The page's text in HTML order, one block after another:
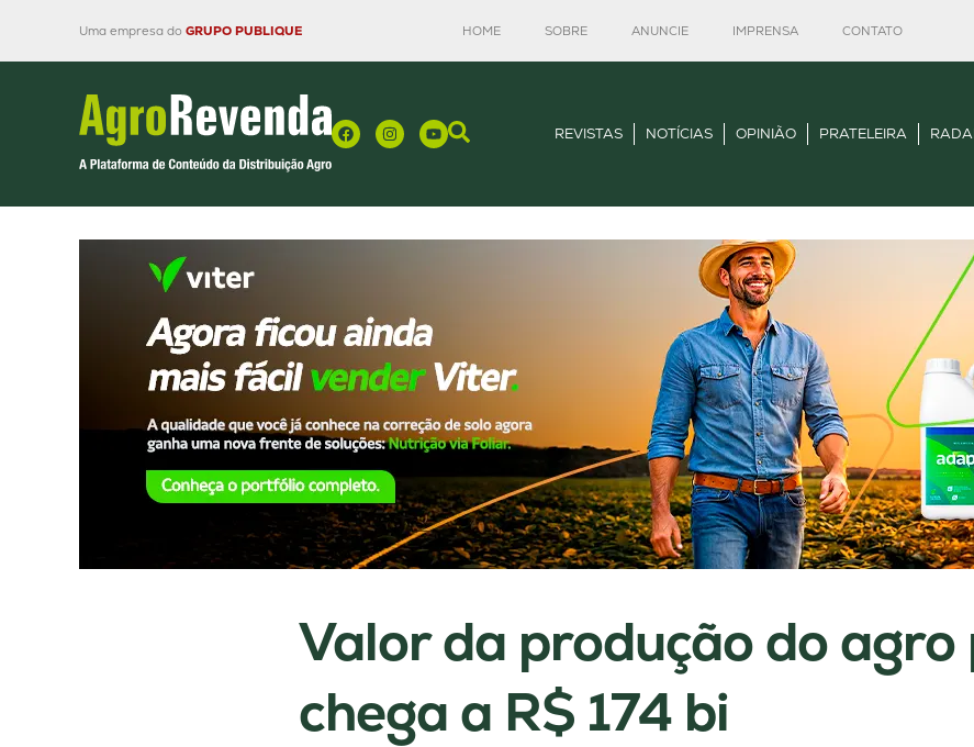
Uma empresa do GRUPO PUBLIQUE HOME SOBRE ANUNCIE IMPRENSA CONTATO
REVISTAS NOTÍCIAS OPINIÃO PRATELEIRA
Valor da produção do
chega a R$ 174 bi